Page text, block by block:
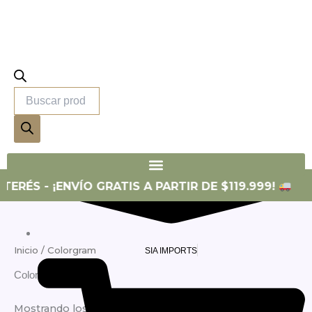
SIA IMPORTS
- ¡ENVÍO GRATIS A PARTIR DE $119.999!
Inicio / Colorgram
Colorgram
Mostrando los 2 resultados